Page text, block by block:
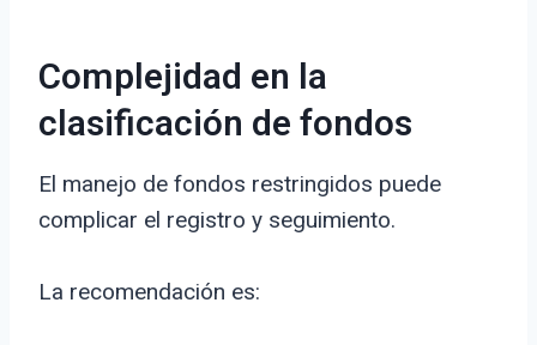
Complejidad en la
clasificación de fondos
El manejo de fondos restringidos puede
complicar el registro y seguimiento.
La recomendación es: